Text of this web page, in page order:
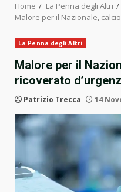
Home
La Penna degli Altri
Malore per il Nazionale,
La Penna degli Altri
Malore per il
ricoverato
Patrizio Trecca 14